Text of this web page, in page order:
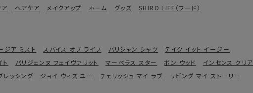
ヘアケア メイクアップ ホーム グッズ SHIRO LIFE（フード）
ジア ミスト スパイス オブ ライフ パリジャン シャツ
テイク イット イージー
パリジェンヌ フェイヴァリット マーベラス スター ボン ウッド
インセンス クリア
レッシング ジョイ ウィズ ユー チェリッシュ マイ ラブ リビング マイ ストーリー